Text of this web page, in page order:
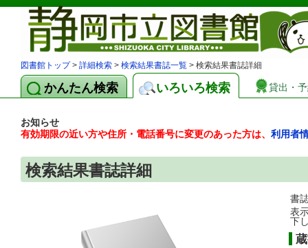
図書館トップ> 詳細検索 > 検索結果書誌一覧 > 検索結果書誌詳細
かんたん検索 いろいろ検索 貸出・
お知らせ
有効期限の近い方や住所・電話番号に変更のあった方は、 利用者
検索結果書誌詳細
書
表
下